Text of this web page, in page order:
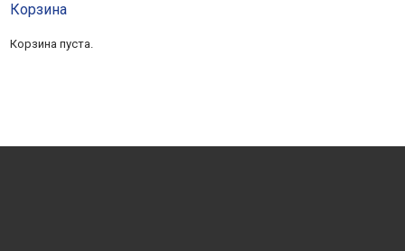
Корзина
Корзина пуста.